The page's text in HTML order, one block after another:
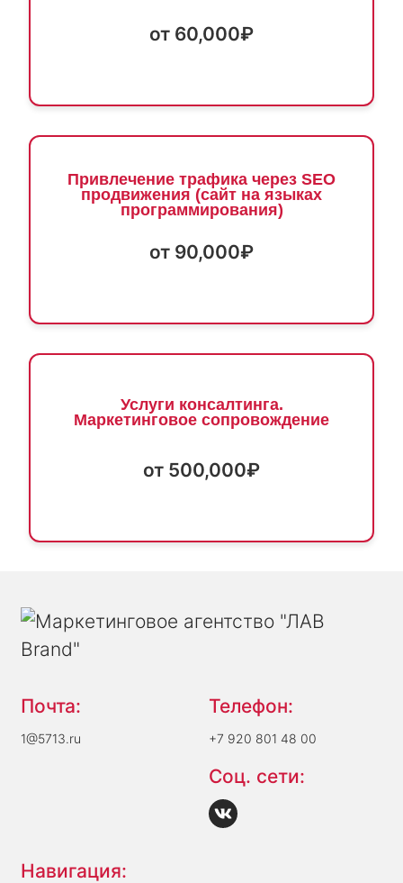
от 60,000₽
Привлечение трафика через SEO
продвижения (сайт на языках
программирования)
от 90,000₽
Услуги консалтинга.
Маркетинговое сопровождение
от 500,000₽
Почта:
1@5713.ru
Телефон:
+7 920 801 48 00
Соц. сети:
Навигация: